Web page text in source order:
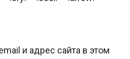
и адрес сайта в этом